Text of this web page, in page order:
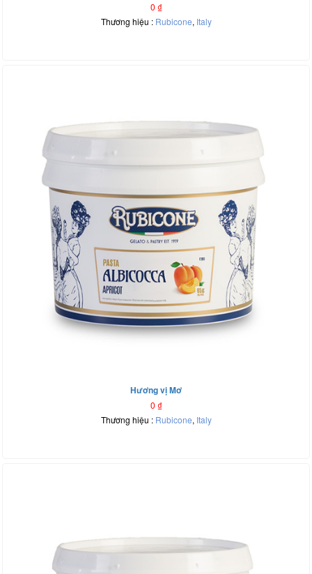
0 ₫
Thương hiệu : Rubicone, Italy
Hương vị Mơ
0 ₫
Thương hiệu : Rubicone, Italy